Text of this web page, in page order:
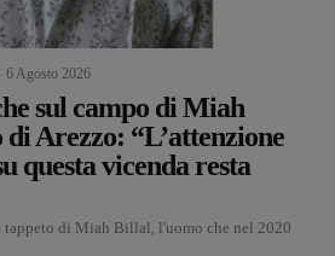
6 Agosto 2026
sul campo di Miah
Arezzo: “L’attenzione
questa vicenda resta
tappeto di Miah Billal, l'uomo che nel 2020